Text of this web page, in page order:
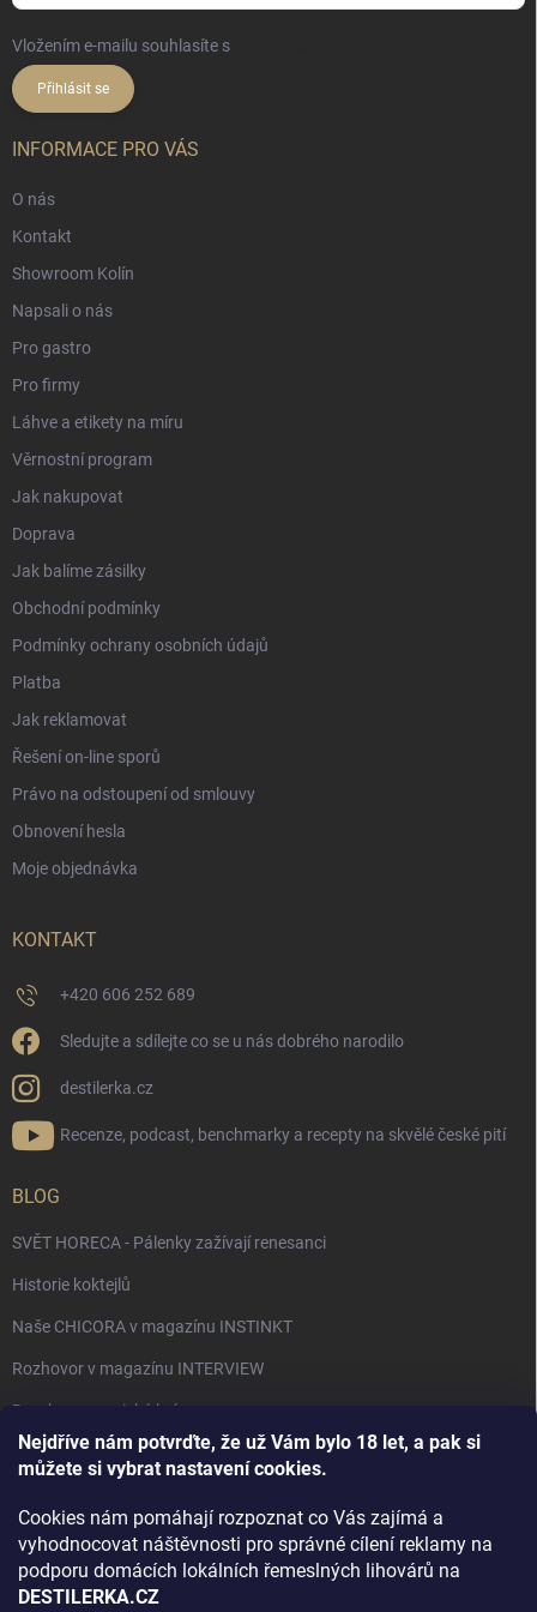
Nejdříve nám potvrďte, že už Vám bylo 18 let, a pak si
můžete si vybrat nastavení cookies.
Cookies nám pomáhají rozpoznat co Vás zajímá a
vyhodnocovat náštěvnosti pro správné cílení reklamy na
podporu domácích lokálních řemeslných lihovárů na
DESTILERKA.CZ
Vložením e-mailu souhlasíte s
Přihlásit se
INFORMACE PRO VÁS
O nás
Kontakt
Showroom Kolín
Napsali o nás
Pro gastro
Pro firmy
Láhve a etikety na míru
Věrnostní program
Jak nakupovat
Doprava
Jak balíme zásilky
Obchodní podmínky
Podmínky ochrany osobních údajů
Platba
Jak reklamovat
Řešení on-line sporů
Právo na odstoupení od smlouvy
Obnovení hesla
Moje objednávka
KONTAKT
+420 606 252 689
Sledujte a sdílejte co se u nás dobrého narodilo
destilerka.cz
Recenze, podcast, benchmarky a recepty na skvělé české pití
BLOG
SVĚT HORECA - Pálenky zažívají renesanci
Historie koktejlů
Naše CHICORA v magazínu INSTINKT
Rozhovor v magazínu INTERVIEW
Bourbon, americká krása.
Napsali v TÝDNU o naší práci
Rozhovor s DESTILERKA.CZ v magazínu DRINKING-CAT
Jak vybrat dárek na Vánoce